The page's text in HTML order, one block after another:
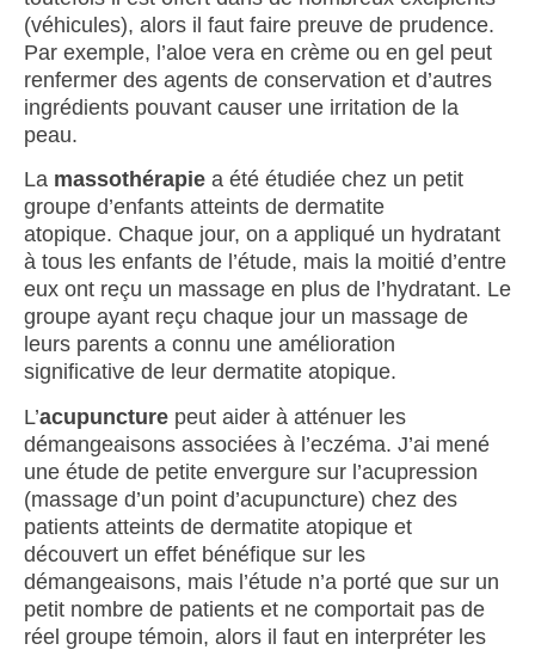
(véhicules), alors il faut faire preuve de prudence.
Par exemple, l’aloe vera en crème ou en gel peut
renfermer des agents de conservation et d’autres
ingrédients pouvant causer une irritation de la
peau.
La massothérapie a été étudiée chez un petit
groupe d’enfants atteints de dermatite
atopique. Chaque jour, on a appliqué un hydratant
à tous les enfants de l’étude, mais la moitié d’entre
eux ont reçu un massage en plus de l’hydratant. Le
groupe ayant reçu chaque jour un massage de
leurs parents a connu une amélioration
significative de leur dermatite atopique.
L’acupuncture peut aider à atténuer les
démangeaisons associées à l’eczéma. J’ai mené
une étude de petite envergure sur l’acupression
(massage d’un point d’acupuncture) chez des
patients atteints de dermatite atopique et
découvert un effet bénéfique sur les
démangeaisons, mais l’étude n’a porté que sur un
petit nombre de patients et ne comportait pas de
réel groupe témoin, alors il faut en interpréter les